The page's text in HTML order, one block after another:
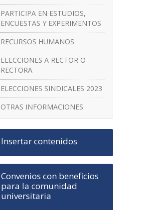
PARTICIPA EN ESTUDIOS,
ENCUESTAS Y EXPERIMENTOS
RECURSOS HUMANOS
ELECCIONES A RECTOR O
RECTORA
ELECCIONES SINDICALES 2023
OTRAS INFORMACIONES
Insertar contenidos
Convenios con beneficios
para la comunidad
universitaria